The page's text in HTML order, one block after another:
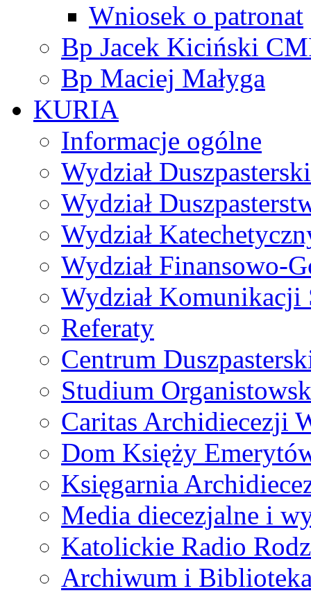
Wniosek o patronat
Bp Jacek Kiciński
Bp Maciej Małyga
KURIA
Informacje ogólne
Wydział Duszpasterski
Wydział
Wydział
Wydział Finansowo-
Wydział Komunikacji
Referaty
Centrum
Studium
Caritas Archidiecezji
Dom Księży
Księgarnia
Media diecezjalne i
Katolickie Radio
Archiwum i